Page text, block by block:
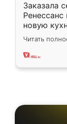
Заказала
Ренессанс
новую
вполне
два года,
Читать